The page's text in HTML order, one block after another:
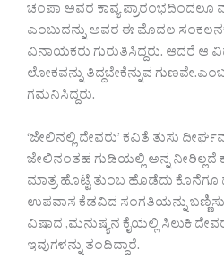
ಚಂಪಾ ಅವರ ಕಾವ್ಯ ಪ್ರಾರಂಭದಿಂದಲೂ
ಎಂಬುದನ್ನು ಅವರ ಈ‌ ಮೊದಲ
ವಿನಾಯಕರು ಗುರುತಿಸಿದ್ದರು. ಆದರೆ
ಲೋಕವನ್ನು ತಿದ್ದಬೇಕೆನ್ನುವ
ಗಮನಿಸಿದ್ದರು.
‘ಜೇಲಿನಲ್ಲಿ ದೇವರು‌’ ಕವಿತೆ ತುಸು
ಜೇಲಿನಂತಹ ಗುಡಿಯಲ್ಲಿ ಅನ್ನ ನೀರಿಲ್ಲದೆ
ಮಾತ್ರ ಹೊಟ್ಟೆ ತುಂಬ ಹೊಡೆದು
ಉಪವಾಸ ಕೆಡವಿದ ಸಂಗತಿಯನ್ನು
ವಿಷಾದ ,ಮನುಷ್ಯನ ಕೈಯಲ್ಲಿ ಸಿಲುಕಿ
ಇವುಗಳನ್ನು ತಂದಿದ್ದಾರೆ.